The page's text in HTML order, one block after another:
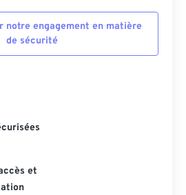
notre engagement en matière
de sécurité
et